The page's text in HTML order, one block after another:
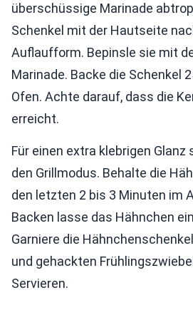
überschüssige Marinade
Schenkel mit der Hautseite
Auflaufform. Bepinsle sie mit
Marinade. Backe die Schenkel
Ofen. Achte darauf, dass die
erreicht.
Für einen extra klebrigen Glanz
den Grillmodus. Behalte die
den letzten 2 bis 3 Minuten im
Backen lasse das Hähnchen
Garniere die
und gehackten
Servieren.